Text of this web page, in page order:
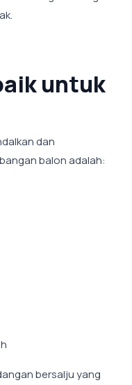
untuk
dan
balon adalah:
bersalju yang